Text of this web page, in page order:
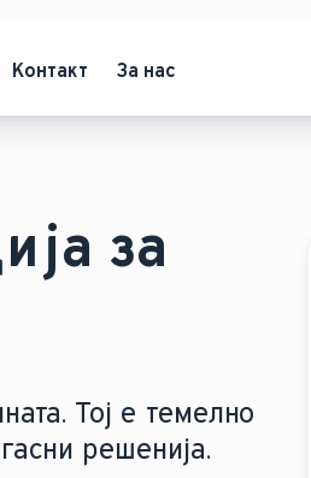
Контакт За нас
за
Тој е темелно
решенија.